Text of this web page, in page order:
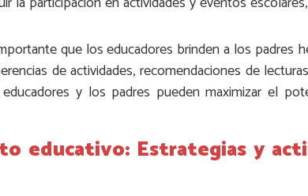
que los educadores brinden a los padres
de actividades, recomendaciones de
y los padres pueden maximizar el
educativo: Estrategias y